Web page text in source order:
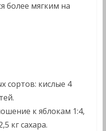
более мягким на
сортов: кислые 4
к яблокам 1:4,
кг сахара.